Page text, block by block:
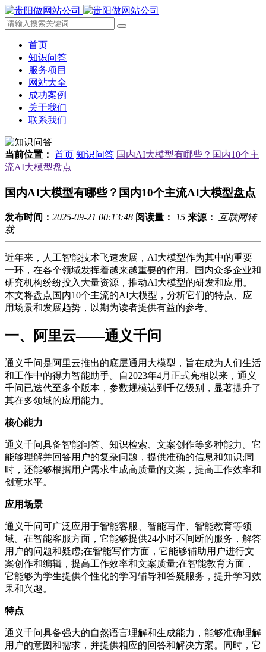
首页
知识问答
服务项目
网站大全
成功案例
关于我们
联系我们
当前位置： 首页 知识问答 国内AI大模型有哪些？国内10个主
流AI大模型盘点
国内AI大模型有哪些？国内10个主流AI大模型盘点
发布时间： 2025-09-21 00:13:48 阅读量： 15 来源： 互联网转
载
近年来，人工智能技术飞速发展，AI大模型作为其中的重要
一环，在各个领域发挥着越来越重要的作用。国内众多企业和
研究机构纷纷投入大量资源，推动AI大模型的研发和应用。
本文将盘点国内10个主流的AI大模型，分析它们的特点、应
用场景和发展趋势，以期为读者提供有益的参考。
一、阿里云——通义千问
通义千问是阿里云推出的底层通用大模型，旨在成为人们生活
和工作中的得力智能助手。自2023年4月正式亮相以来，通义
千问已迭代至多个版本，参数规模达到千亿级别，显著提升了
其在多领域的应用能力。
核心能力
通义千问具备智能问答、知识检索、文案创作等多种能力。它
能够理解并回答用户的复杂问题，提供准确的信息和知识;同
时，还能够根据用户需求生成高质量的文案，提高工作效率和
创意水平。
应用场景
通义千问可广泛应用于智能客服、智能写作、智能教育等领
域。在智能客服方面，它能够提供24小时不间断的服务，解答
用户的问题和疑虑;在智能写作方面，它能够辅助用户进行文
案创作和编辑，提高工作效率和文案质量;在智能教育方面，
它能够为学生提供个性化的学习辅导和答疑服务，提升学习效
果和兴趣。
特点
通义千问具备强大的自然语言理解和生成能力，能够准确理解
用户的意图和需求，并提供相应的回答和解决方案。同时，它